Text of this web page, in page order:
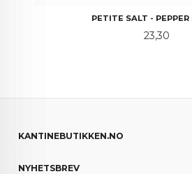
PETITE SALT -
Pris
23,30
KANTINEBUTIKKEN.NO
NYHETSBREV